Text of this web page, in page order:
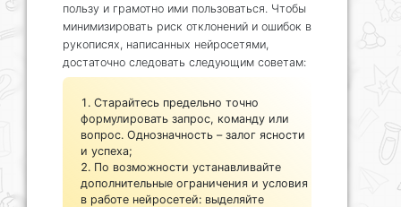
пользу и грамотно ими пользоваться. Чтобы
минимизировать риск отклонений и ошибок в
рукописях, написанных нейросетями,
достаточно следовать следующим советам:
Старайтесь предельно точно
формулировать запрос, команду или
вопрос. Однозначность – залог ясности
и успеха;
По возможности устанавливайте
дополнительные ограничения и условия
в работе нейросетей: выделяйте